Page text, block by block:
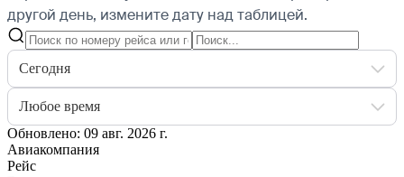
другой день, измените дату над таблицей.
Сегодня
Любое время
Обновлено: 09 авг. 2026 г.
Авиакомпания
Рейс